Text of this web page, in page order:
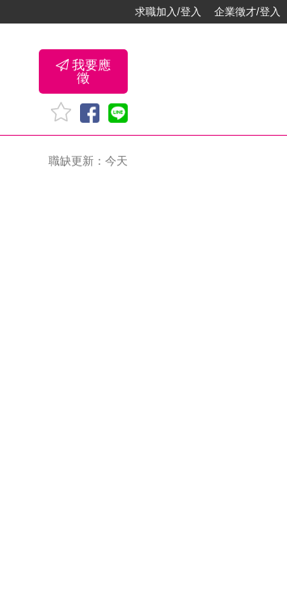
求職加入/登入 企業徵才/登入
我要應
徵
職缺更新：今天